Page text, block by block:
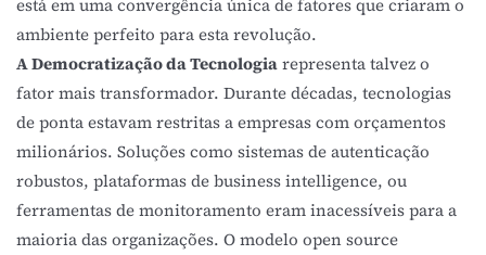
está em uma convergência única de fatores que criaram o
ambiente perfeito para esta revolução.
A Democratização da Tecnologiarepresenta talvez o
fator mais transformador. Durante décadas, tecnologias
de ponta estavam restritas a empresas com orçamentos
milionários. Soluções como sistemas de autenticação
robustos, plataformas de business intelligence, ou
ferramentas de monitoramento eram inacessíveis para a
maioria das organizações. O modelo open source